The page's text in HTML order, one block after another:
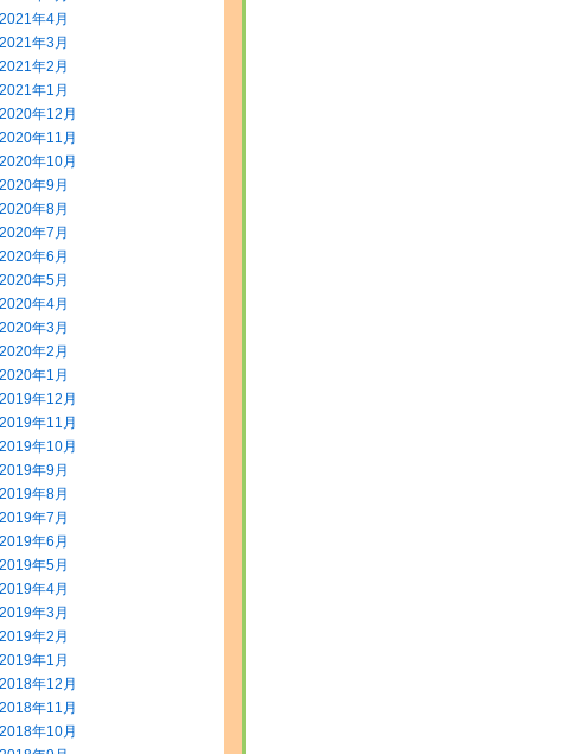
2021年4月
2021年3月
2021年2月
2021年1月
2020年12月
2020年11月
2020年10月
2020年9月
2020年8月
2020年7月
2020年6月
2020年5月
2020年4月
2020年3月
2020年2月
2020年1月
2019年12月
2019年11月
2019年10月
2019年9月
2019年8月
2019年7月
2019年6月
2019年5月
2019年4月
2019年3月
2019年2月
2019年1月
2018年12月
2018年11月
2018年10月